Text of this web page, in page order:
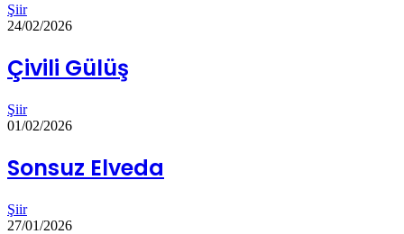
Şiir
24/02/2026
Çivili Gülüş
Şiir
01/02/2026
Sonsuz Elveda
Şiir
27/01/2026